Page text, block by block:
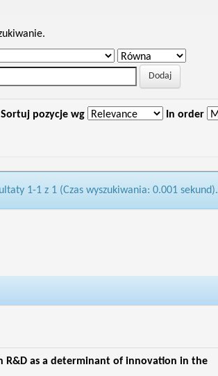
Sortuj pozycje wg In order
1-1 z 1 (Czas wyszukiwania: 0.001 sekund).
R&D as a determinant of innovation in the